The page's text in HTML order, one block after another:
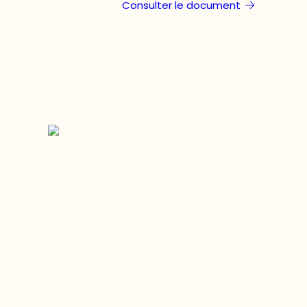
Consulter le document